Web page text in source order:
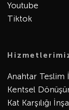
Youtube
Tiktok
Anahtar Teslim
Kentsel
Kat Karşılığı